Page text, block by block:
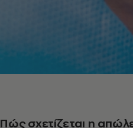
Πώς σχετίζεται η